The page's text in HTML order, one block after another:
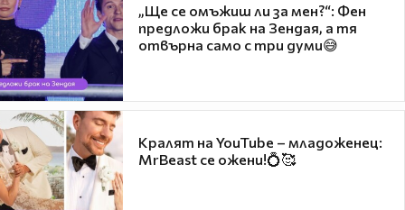
„Ще се омъжиш ли за мен?“: Фен
предложи брак на Зендая, а тя
отвърна само с три думи😅
Кралят на YouTube – младоженец:
MrBeast се ожени!💍🥰